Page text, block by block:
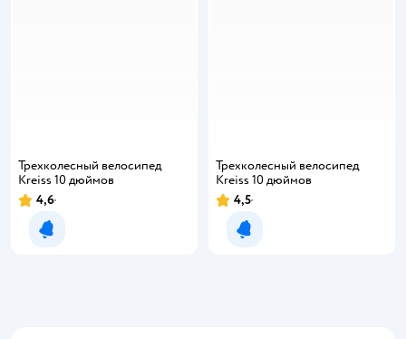
Трехколесный велосипед
Kreiss 10 дюймов
4,6
Уведомить о появлении
Трехколесный велосипед
Kreiss 10 дюймов
4,5
Уведомить о появлении